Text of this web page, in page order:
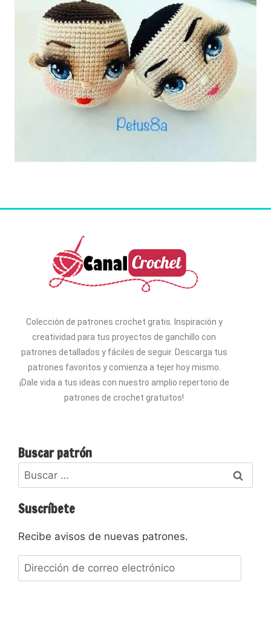
Colección de patrones crochet gratis. I nspiración y
creatividad para tus proyectos de ganchillo con
patrones detallados y fáciles de seguir. Descarga tus
patrones favoritos y comienza a tejer hoy mismo.
¡Dale vida a tus ideas con nuestro amplio repertorio de
patrones de crochet gratuitos!
Buscar patrón
Suscríbete
Recibe avisos de nuevas patrones.